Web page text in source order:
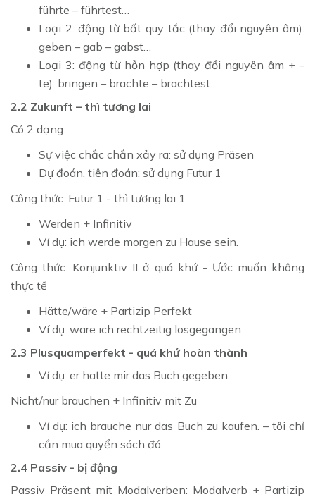
führte – führtest…
Loại 2: động từ bất quy tắc (thay đổi nguyên âm):
geben – gab – gabst…
Loại 3: động từ hỗn hợp (thay đổi nguyên âm + -
te): bringen – brachte – brachtest…
2.2 Zukunft – thì tương lai
Có 2 dạng:
Sự việc chắc chắn xảy ra: sử dụng Präsen
Dự đoán, tiên đoán: sử dụng Futur 1
Công thức: Futur 1 - thì tương lai 1
Werden + Infinitiv
Ví dụ: ich werde morgen zu Hause sein.
Công thức: Konjunktiv II ở quá khứ - Ước muốn không
thực tế
Hätte/wäre + Partizip Perfekt
Ví dụ: wäre ich rechtzeitig losgegangen
2.3 Plusquamperfekt - quá khứ hoàn thành
Ví dụ: er hatte mir das Buch gegeben.
Nicht/nur brauchen + Infinitiv mit Zu
Ví dụ: ich brauche nur das Buch zu kaufen. – tôi chỉ
cần mua quyển sách đó.
2.4 Passiv - bị động
Passiv Präsent mit Modalverben: Modalverb + Partizip